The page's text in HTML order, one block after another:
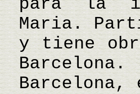
para la
Maria.
y tiene
Barcelona.